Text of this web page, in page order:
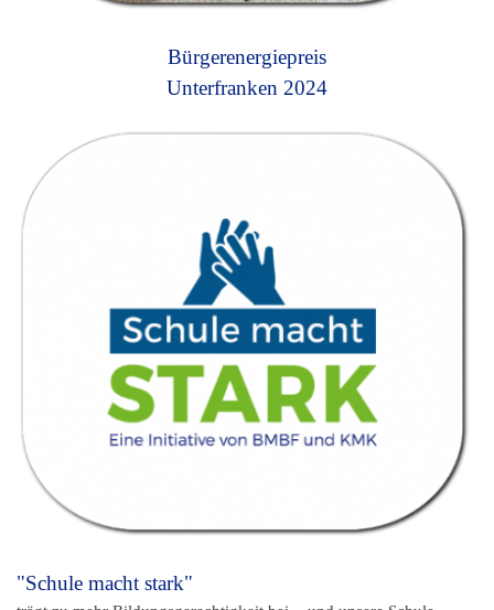
Bürgerenergiepreis
Unterfranken 2024
"Schule macht stark"